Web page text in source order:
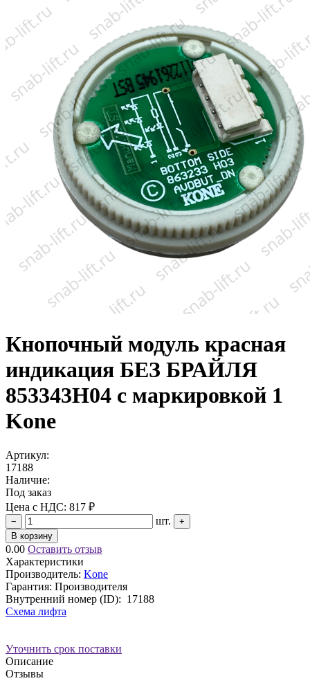
Кнопочный модуль красная
индикация БЕЗ БРАЙЛЯ
853343H04 с маркировкой 1
Kone
Артикул:
17188
Наличие:
Под заказ
Цена с НДС: 817 ₽
− шт.
+
В корзину
0.00 Оставить отзыв
Характеристики
Производитель: Kone
Гарантия: Производителя
Внутренний номер (ID): 17188
Схема лифта
Уточнить срок поставки
Описание
Отзывы